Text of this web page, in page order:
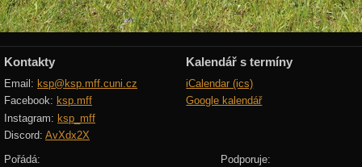
Kontakty
Email: ksp@ksp.mff.cuni.cz
Facebook: ksp.mff
Instagram: ksp_mff
Discord: AvXdx2X
Kalendář s termíny
iCalendar (ics)
Google kalendář
Pořádá: Podporuje: